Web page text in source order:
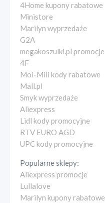
4Home kupony rabatowe
Ministore
Marilyn wyprzedaże
G2A
megakoszulki.pl promocje
4F
Moi-Mili kody rabatowe
Mall.pl
Smyk wyprzedaże
Aliexpress
Lidl kody promocyjne
RTV EURO AGD
UPC kody promocyjne
Popularne sklepy:
Aliexpress promocje
Lullalove
Marilyn kupony rabatowe